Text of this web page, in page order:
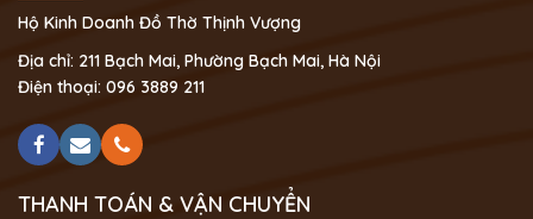
Hộ Kinh Doanh Đồ Thờ Thịnh Vượng
Địa chỉ: 211 Bạch Mai, Phường Bạch Mai, Hà Nội
Điện thoại: 096 3889 211
THANH TOÁN & VẬN CHUYỂN